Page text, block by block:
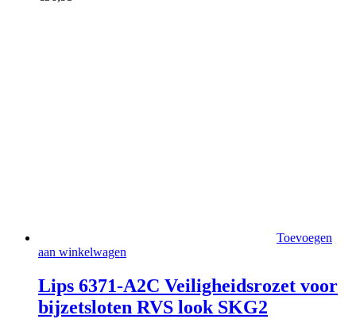
Toevoegen
aan winkelwagen
Lips 6371-A2C Veiligheidsrozet voor
bijzetsloten RVS look SKG2